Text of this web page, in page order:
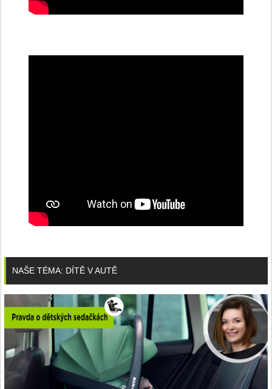
NAŠE TÉMA: DÍTĚ V AUTĚ